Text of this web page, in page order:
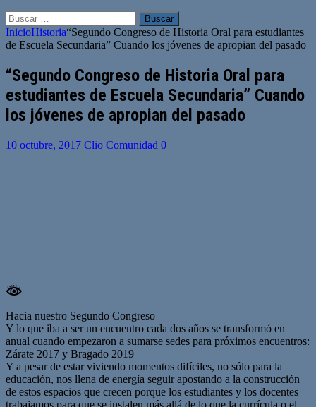
Buscar:
InicioHistoria“Segundo Congreso de Historia Oral para estudiantes
de Escuela Secundaria” Cuando los jóvenes de apropian del pasado
“Segundo Congreso de Historia Oral para
estudiantes de Escuela Secundaria” Cuando
los jóvenes de apropian del pasado
10 octubre, 2017 Clio Comunidad 0
Hacia nuestro Segundo Congreso
Y lo que iba a ser un encuentro cada dos años se transformó en
anual cuando empezaron a sumarse sedes para próximos encuentros:
Zárate 2017 y Bragado 2019
Y a pesar de estar viviendo momentos difíciles, no sólo para la
educación, nos llena de energía seguir apostando a la construcción
de estos espacios que crecen porque los estudiantes y los docentes
trabajamos para que se instalen más allá de lo que la currícula o el